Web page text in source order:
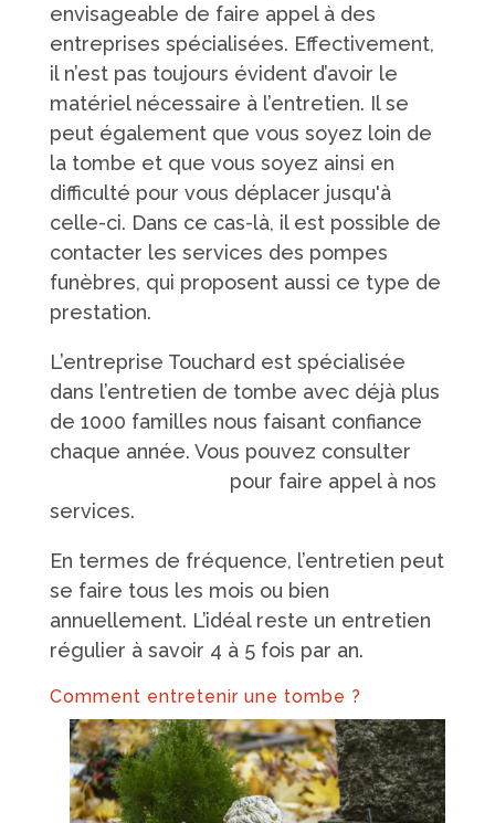
envisageable de faire appel à des
entreprises spécialisées. Effectivement,
il n’est pas toujours évident d’avoir le
matériel nécessaire à l’entretien. Il se
peut également que vous soyez loin de
la tombe et que vous soyez ainsi en
difficulté pour vous déplacer jusqu'à
celle-ci. Dans ce cas-là, il est possible de
contacter les services des pompes
funèbres, qui proposent aussi ce type de
prestation.
L’entreprise Touchard est spécialisée
dans l’entretien de tombe avec déjà plus
de 1000 familles nous faisant confiance
chaque année. Vous pouvez consulter
pour faire appel à nos
services.
En termes de fréquence, l’entretien peut
se faire tous les mois ou bien
annuellement. L’idéal reste un entretien
régulier à savoir 4 à 5 fois par an.
Comment entretenir une tombe ?